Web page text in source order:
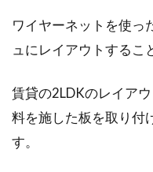
ワイヤーネットを使っ
ュにレイアウトするこ
賃貸の2LDKのレイア
料を施した板を取り付
す。